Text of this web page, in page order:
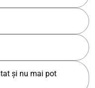
și nu mai pot